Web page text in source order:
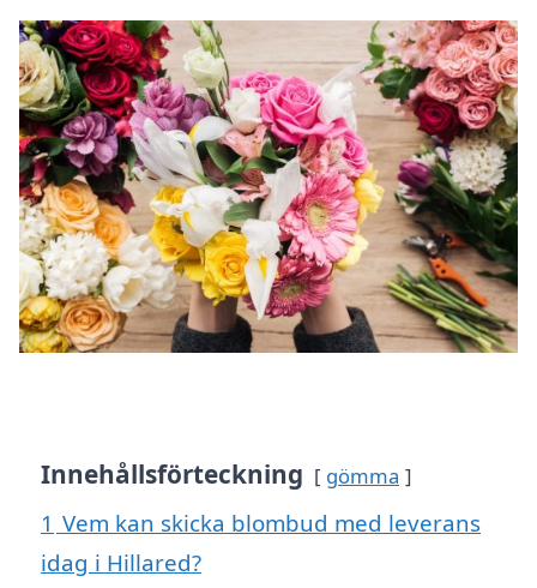
Innehållsförteckning gömma
1 Vem kan skicka blombud med leverans
idag i Hillared?